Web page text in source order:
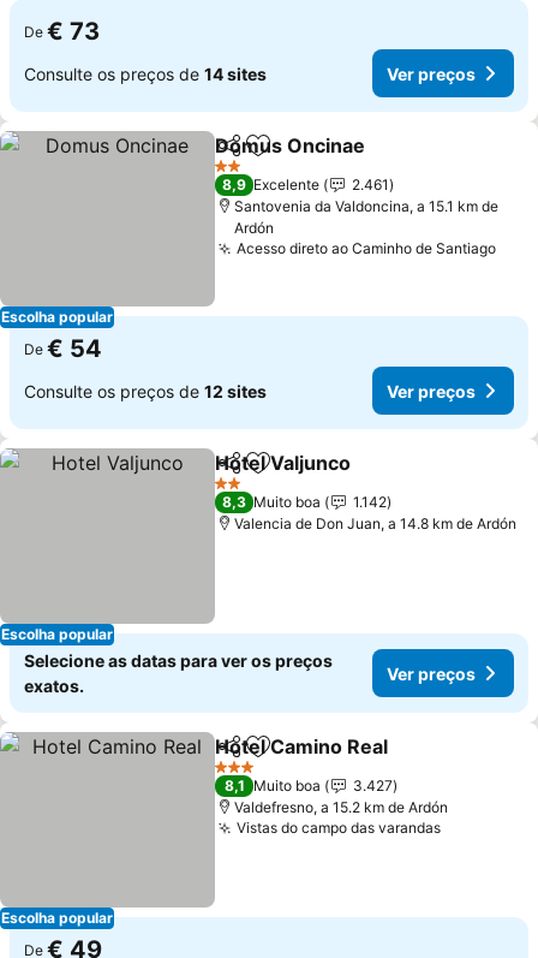
De € 73
Consulte os preços de 14 sites Ver preços
Escolha popular
PartilharAdicionar aos favoritos
Domus Oncinae
2 Estrelas
8,9 Excelente
2.461
Santovenia da Valdoncina, a 15.1 km de
Ardón
Acesso direto ao Caminho de Santiago
De € 54
Consulte os preços de 12 sites Ver preços
Escolha popular
PartilharAdicionar aos favoritos
Hotel Valjunco
2 Estrelas
8,3 Muito boa
1.142
Valencia de Don Juan, a 14.8 km de Ardón
Selecione as datas para ver os preços
exatos.
Ver preços
Escolha popular
PartilharAdicionar aos favoritos
Hotel Camino Real
3 Estrelas
8,1 Muito boa
3.427
Valdefresno, a 15.2 km de Ardón
Vistas do campo das varandas
De € 49